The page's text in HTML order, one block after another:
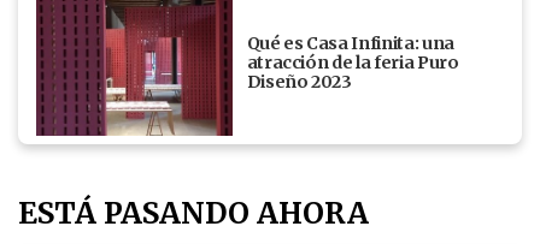
Qué es Casa Infinita: una
atracción de la feria Puro
Diseño 2023
ESTÁ PASANDO AHORA